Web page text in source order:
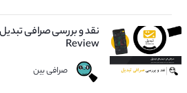
Review
صرافی بین